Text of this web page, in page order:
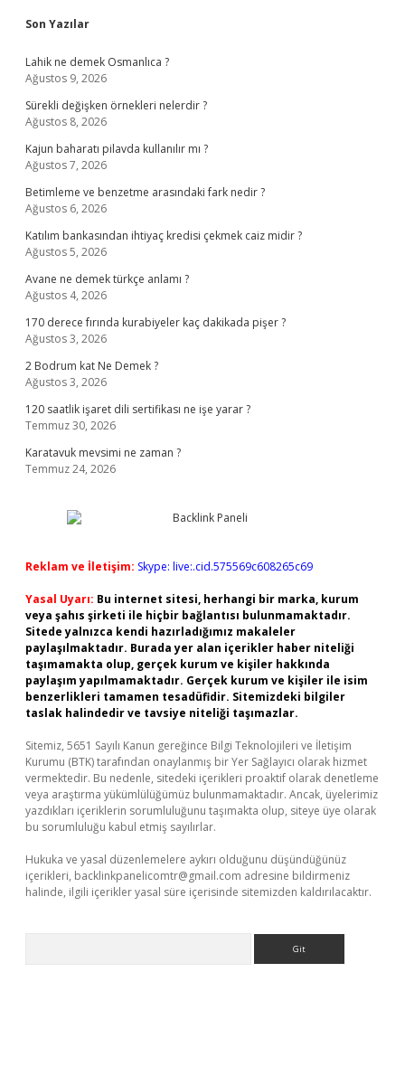
Sidebar
Son Yazılar
Lahik ne demek Osmanlıca ?
Ağustos 9, 2026
Sürekli değişken örnekleri nelerdir ?
Ağustos 8, 2026
Kajun baharatı pilavda kullanılır mı ?
Ağustos 7, 2026
Betimleme ve benzetme arasındaki fark nedir ?
Ağustos 6, 2026
Katılım bankasından ihtiyaç kredisi çekmek caiz midir ?
Ağustos 5, 2026
Avane ne demek türkçe anlamı ?
Ağustos 4, 2026
170 derece fırında kurabiyeler kaç dakikada pişer ?
Ağustos 3, 2026
2 Bodrum kat Ne Demek ?
Ağustos 3, 2026
120 saatlik işaret dili sertifikası ne işe yarar ?
Temmuz 30, 2026
Karatavuk mevsimi ne zaman ?
Temmuz 24, 2026
Reklam ve İletişim: Skype: live:.cid.575569c608265c69
Yasal Uyarı: Bu internet sitesi, herhangi bir marka, kurum
veya şahıs şirketi ile hiçbir bağlantısı bulunmamaktadır.
Sitede yalnızca kendi hazırladığımız makaleler
paylaşılmaktadır. Burada yer alan içerikler haber niteliği
taşımamakta olup, gerçek kurum ve kişiler hakkında
paylaşım yapılmamaktadır. Gerçek kurum ve kişiler ile isim
benzerlikleri tamamen tesadüfidir. Sitemizdeki bilgiler
taslak halindedir ve tavsiye niteliği taşımazlar.
Sitemiz, 5651 Sayılı Kanun gereğince Bilgi Teknolojileri ve İletişim
Kurumu (BTK) tarafından onaylanmış bir Yer Sağlayıcı olarak hizmet
vermektedir. Bu nedenle, sitedeki içerikleri proaktif olarak denetleme
veya araştırma yükümlülüğümüz bulunmamaktadır. Ancak, üyelerimiz
yazdıkları içeriklerin sorumluluğunu taşımakta olup, siteye üye olarak
bu sorumluluğu kabul etmiş sayılırlar.
Hukuka ve yasal düzenlemelere aykırı olduğunu düşündüğünüz
içerikleri, backlinkpanelicomtr@gmail.com adresine bildirmeniz
halinde, ilgili içerikler yasal süre içerisinde sitemizden kaldırılacaktır.